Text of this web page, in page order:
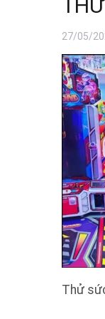
27/05/
Thử